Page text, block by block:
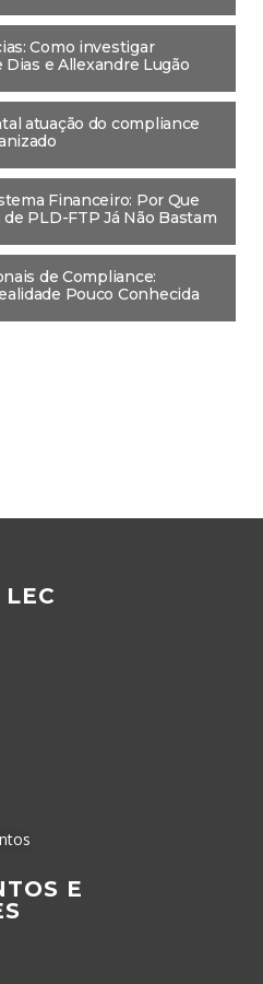
Como investigar
e Allexandre Lugão
atuação do compliance
Financeiro: Por Que
PLD-FTP Já Não Bastam
de Compliance:
Pouco Conhecida
E